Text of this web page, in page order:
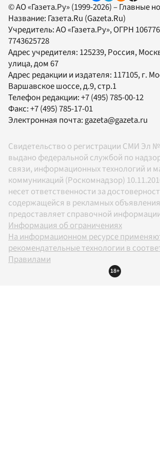
© АО «Газета.Ру» (1999-2026) – Главные
Название: Газета.Ru (Gazeta.Ru)
Учредитель:АО «Газета.Ру», ОГРН
7743625728
Адрес учредителя: 125239, Россия,
улица, дом 67
Адрес редакции и издателя: 117105, г.
Варшавское шоссе, д.9, стр.1
Телефон редакции:+7 (495) 785-00-12
Факс:+7 (495) 785-17-01
Электронная почта:gazeta@gazeta.ru
Свидетельство о регистрации СМИ Эл
выдано федеральной службой по
связи, информационных технологий и
коммуникаций (Роскомнадзор)
несет ответственности за
содержащейся в рекламных
предоставляет справочной
Информация об ограничениях
На информационном ресурсе
рекомендательные технологии в
Правилами
18+